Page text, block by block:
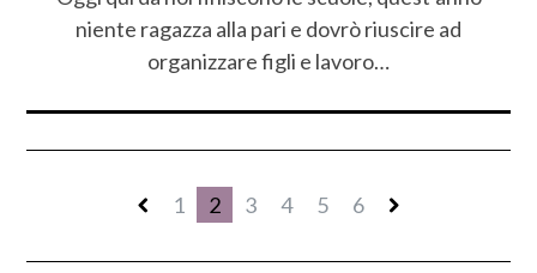
niente ragazza alla pari e dovrò riuscire ad
organizzare figli e lavoro…
1 2 3 4 5 6